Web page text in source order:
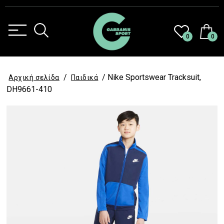
0 0
Αρχική σελίδα / Παιδικά / Nike Sportswear Tracksuit,
DH9661-410